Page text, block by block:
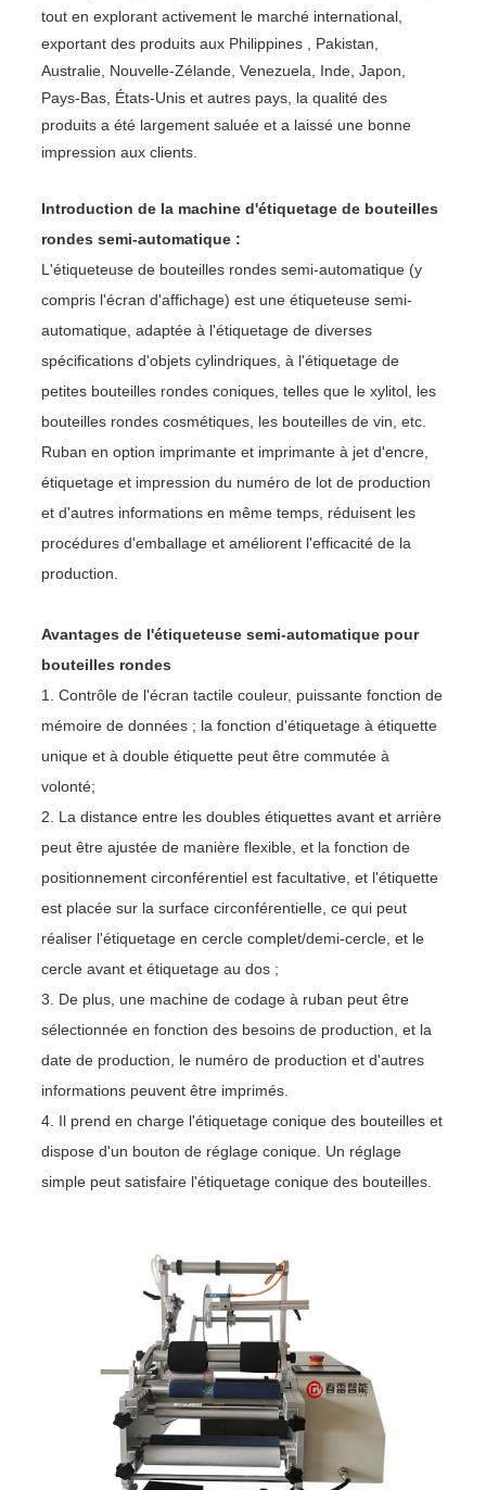
tout en explorant activement le marché international,
exportant des produits aux Philippines , Pakistan,
Australie, Nouvelle-Zélande, Venezuela, Inde, Japon,
Pays-Bas, États-Unis et autres pays, la qualité des
produits a été largement saluée et a laissé une bonne
impression aux clients.
Introduction de la machine d'étiquetage de bouteilles
rondes semi-automatique :
L'étiqueteuse de bouteilles rondes semi-automatique (y
compris l'écran d'affichage) est une étiqueteuse semi-
automatique, adaptée à l'étiquetage de diverses
spécifications d'objets cylindriques, à l'étiquetage de
petites bouteilles rondes coniques, telles que le xylitol, les
bouteilles rondes cosmétiques, les bouteilles de vin, etc.
Ruban en option imprimante et imprimante à jet d'encre,
étiquetage et impression du numéro de lot de production
et d'autres informations en même temps, réduisent les
procédures d'emballage et améliorent l'efficacité de la
production.
Avantages de l'étiqueteuse semi-automatique pour
bouteilles rondes
1. Contrôle de l'écran tactile couleur, puissante fonction de
mémoire de données ; la fonction d'étiquetage à étiquette
unique et à double étiquette peut être commutée à
volonté;
2. La distance entre les doubles étiquettes avant et arrière
peut être ajustée de manière flexible, et la fonction de
positionnement circonférentiel est facultative, et l'étiquette
est placée sur la surface circonférentielle, ce qui peut
réaliser l'étiquetage en cercle complet/demi-cercle, et le
cercle avant et étiquetage au dos ;
3. De plus, une machine de codage à ruban peut être
sélectionnée en fonction des besoins de production, et la
date de production, le numéro de production et d'autres
informations peuvent être imprimés.
4. Il prend en charge l'étiquetage conique des bouteilles et
dispose d'un bouton de réglage conique. Un réglage
simple peut satisfaire l'étiquetage conique des bouteilles.